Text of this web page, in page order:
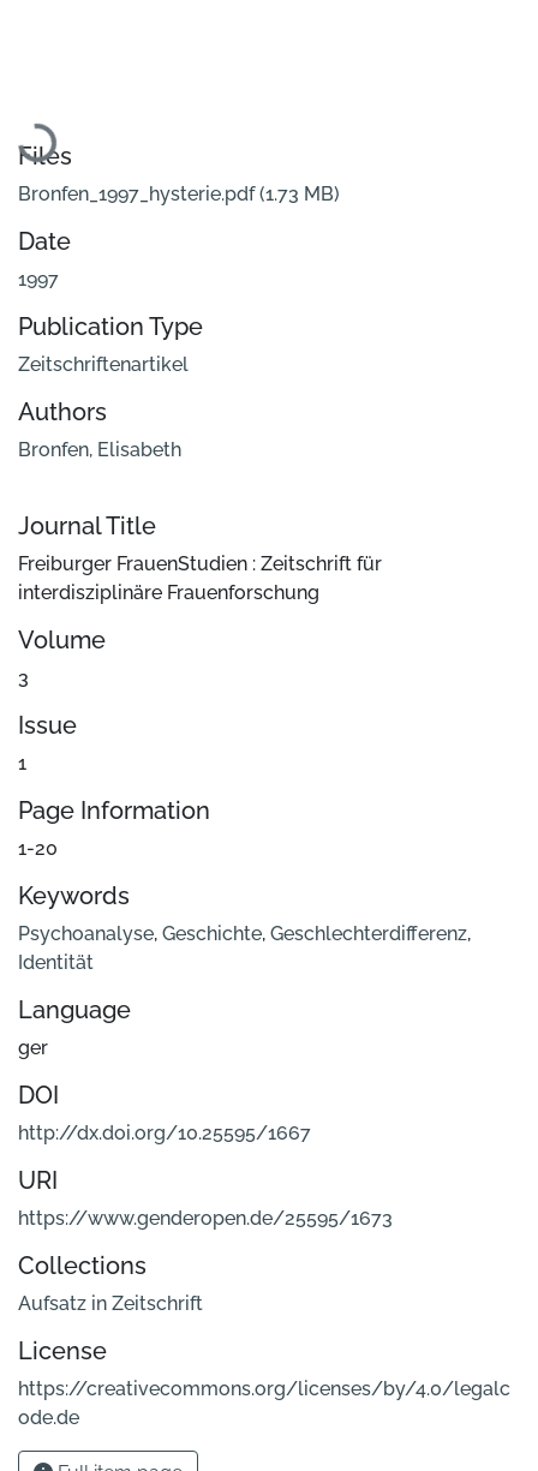
Loading...
Files
Bronfen_1997_hysterie.pdf(1.73 MB)
Date
1997
Publication Type
Zeitschriftenartikel
Authors
Bronfen, Elisabeth
Journal Title
Freiburger FrauenStudien : Zeitschrift für
interdisziplinäre Frauenforschung
Volume
3
Issue
1
Page Information
1-20
Keywords
Psychoanalyse, Geschichte, Geschlechterdifferenz,
Identität
Language
ger
DOI
http://dx.doi.org/10.25595/1667
URI
https://www.genderopen.de/25595/1673
Collections
Aufsatz in Zeitschrift
License
https://creativecommons.org/licenses/by/4.0/legalc
ode.de